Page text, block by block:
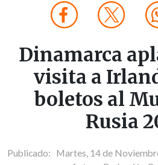
Dinamarca
visita a
boletos al
Rusia
Publicado: Martes, 14 de